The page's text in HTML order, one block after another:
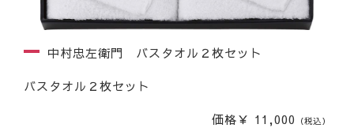
中村忠左衛門 バスタオル２枚セット
バスタオル２枚セット
価格￥ 11,000 （税込）